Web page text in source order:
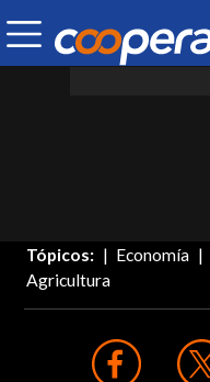
Tópicos: Economía
Agricultura